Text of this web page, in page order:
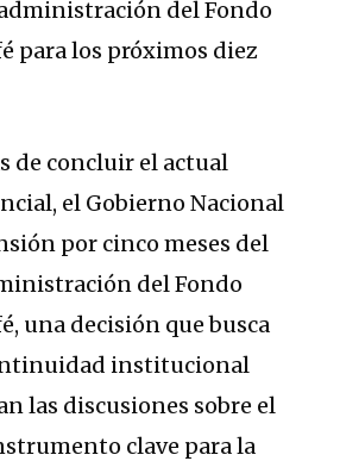
del Fondo
para los próximos diez
de concluir el actual
el Gobierno Nacional
por cinco meses del
del Fondo
una decisión que busca
institucional
las discusiones sobre el
clave para la